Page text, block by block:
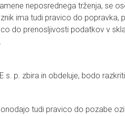
neposrednega trženja, se
ima tudi pravico do popravka,
do prenosljivosti podatkov v
s. p. zbira in obdeluje, bodo
tudi pravico do pozabe